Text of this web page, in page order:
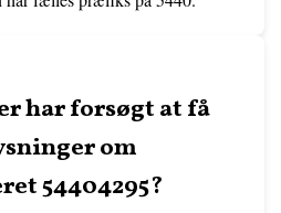
har forsøgt at få
om
54404295?